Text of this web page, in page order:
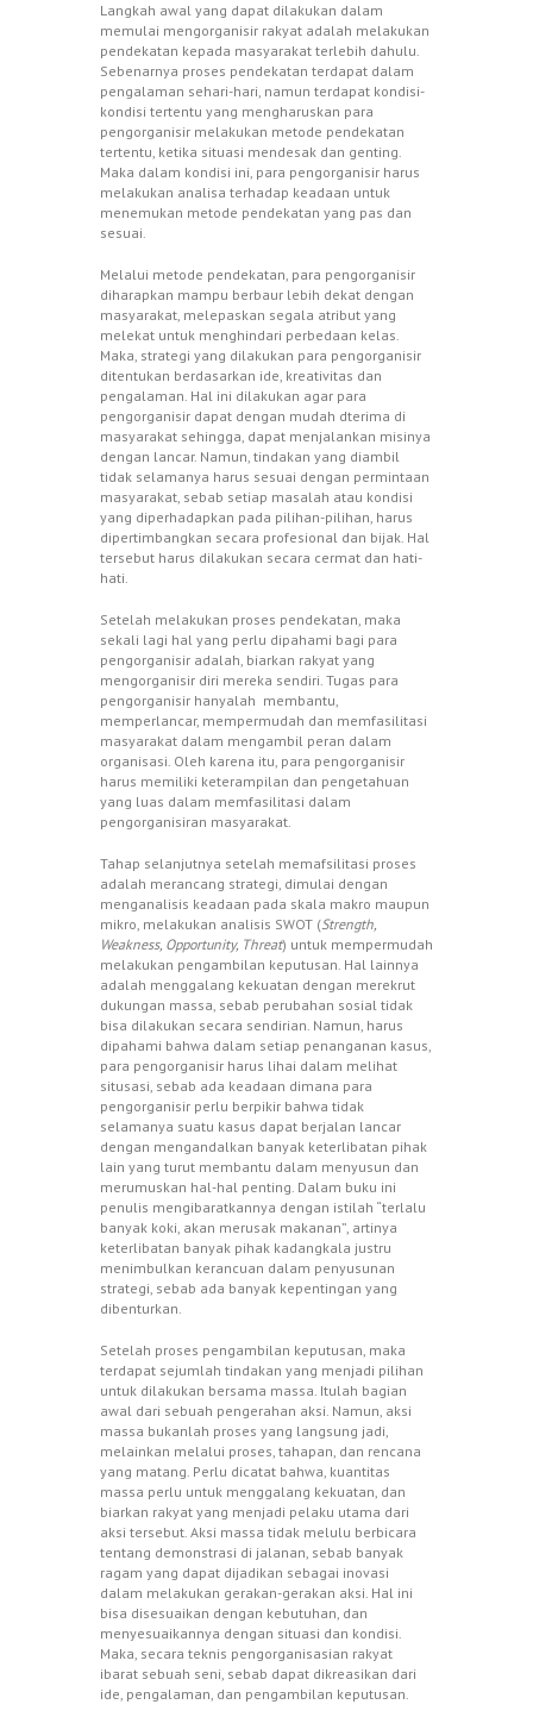
Langkah awal yang dapat dilakukan dalam
memulai mengorganisir rakyat adalah melakukan
pendekatan kepada masyarakat terlebih dahulu.
Sebenarnya proses pendekatan terdapat dalam
pengalaman sehari-hari, namun terdapat kondisi-
kondisi tertentu yang mengharuskan para
pengorganisir melakukan metode pendekatan
tertentu, ketika situasi mendesak dan genting.
Maka dalam kondisi ini, para pengorganisir harus
melakukan analisa terhadap keadaan untuk
menemukan metode pendekatan yang pas dan
sesuai.
Melalui metode pendekatan, para pengorganisir
diharapkan mampu berbaur lebih dekat dengan
masyarakat, melepaskan segala atribut yang
melekat untuk menghindari perbedaan kelas.
Maka, strategi yang dilakukan para pengorganisir
ditentukan berdasarkan ide, kreativitas dan
pengalaman. Hal ini dilakukan agar para
pengorganisir dapat dengan mudah dterima di
masyarakat sehingga, dapat menjalankan misinya
dengan lancar. Namun, tindakan yang diambil
tidak selamanya harus sesuai dengan permintaan
masyarakat, sebab setiap masalah atau kondisi
yang diperhadapkan pada pilihan-pilihan, harus
dipertimbangkan secara profesional dan bijak. Hal
tersebut harus dilakukan secara cermat dan hati-
hati.
Setelah melakukan proses pendekatan, maka
sekali lagi hal yang perlu dipahami bagi para
pengorganisir adalah, biarkan rakyat yang
mengorganisir diri mereka sendiri. Tugas para
pengorganisir hanyalah membantu,
memperlancar, mempermudah dan memfasilitasi
masyarakat dalam mengambil peran dalam
organisasi. Oleh karena itu, para pengorganisir
harus memiliki keterampilan dan pengetahuan
yang luas dalam memfasilitasi dalam
pengorganisiran masyarakat.
Tahap selanjutnya setelah memafsilitasi proses
adalah merancang strategi, dimulai dengan
menganalisis keadaan pada skala makro maupun
mikro, melakukan analisis SWOT (Strength,
Weakness, Opportunity, Threat) untuk mempermudah
melakukan pengambilan keputusan. Hal lainnya
adalah menggalang kekuatan dengan merekrut
dukungan massa, sebab perubahan sosial tidak
bisa dilakukan secara sendirian. Namun, harus
dipahami bahwa dalam setiap penanganan kasus,
para pengorganisir harus lihai dalam melihat
situsasi, sebab ada keadaan dimana para
pengorganisir perlu berpikir bahwa tidak
selamanya suatu kasus dapat berjalan lancar
dengan mengandalkan banyak keterlibatan pihak
lain yang turut membantu dalam menyusun dan
merumuskan hal-hal penting. Dalam buku ini
penulis mengibaratkannya dengan istilah “terlalu
banyak koki, akan merusak makanan”, artinya
keterlibatan banyak pihak kadangkala justru
menimbulkan kerancuan dalam penyusunan
strategi, sebab ada banyak kepentingan yang
dibenturkan.
Setelah proses pengambilan keputusan, maka
terdapat sejumlah tindakan yang menjadi pilihan
untuk dilakukan bersama massa. Itulah bagian
awal dari sebuah pengerahan aksi. Namun, aksi
massa bukanlah proses yang langsung jadi,
melainkan melalui proses, tahapan, dan rencana
yang matang. Perlu dicatat bahwa, kuantitas
massa perlu untuk menggalang kekuatan, dan
biarkan rakyat yang menjadi pelaku utama dari
aksi tersebut. Aksi massa tidak melulu berbicara
tentang demonstrasi di jalanan, sebab banyak
ragam yang dapat dijadikan sebagai inovasi
dalam melakukan gerakan-gerakan aksi. Hal ini
bisa disesuaikan dengan kebutuhan, dan
menyesuaikannya dengan situasi dan kondisi.
Maka, secara teknis pengorganisasian rakyat
ibarat sebuah seni, sebab dapat dikreasikan dari
ide, pengalaman, dan pengambilan keputusan.